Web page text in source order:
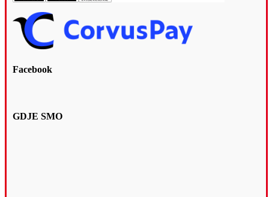
Facebook
GDJE SMO